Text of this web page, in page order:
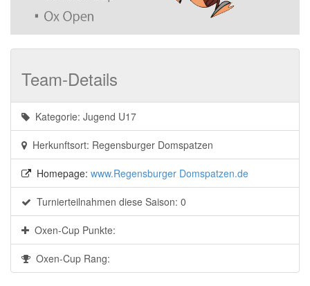
Team-Details
Kategorie: Jugend U17
Herkunftsort: Regensburger Domspatzen
Homepage: www.Regensburger Domspatzen.de
Turnierteilnahmen diese Saison: 0
Oxen-Cup Punkte:
Oxen-Cup Rang: